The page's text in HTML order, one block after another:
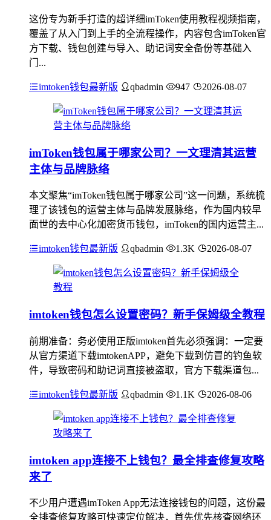
这份专为新手打造的超详细imToken使用教程视频指南，
覆盖了从入门到上手的全流程操作，内容包含imToken官
方下载、钱包创建与导入、助记词安全备份等基础入
门...
imtoken钱包最新版 qbadmin 947 2026-08-07
imToken钱包属于哪家公司？一文理清其运营
主体与品牌脉络
本文聚焦“imToken钱包属于哪家公司”这一问题，系统梳
理了该钱包的运营主体与品牌发展脉络，作为国内较早
面世的去中心化加密货币钱包，imToken的国内运营主...
imtoken钱包最新版 qbadmin 1.3K 2026-08-07
imtoken钱包怎么设置密码？新手保姆级全教程
前期准备：务必使用正版imtoken首先必须强调：一定要
从官方渠道下载imtokenAPP，避免下载到仿冒的钓鱼软
件，导致密码和助记词直接被盗取，官方下载渠道包...
imtoken钱包最新版 qbadmin 1.1K 2026-08-06
imtoken app连接不上钱包？最全排查修复攻略
来了
不少用户遭遇imToken App无法连接钱包的问题，这份最
全排查修复攻略可快速定位解决，首先优先核查网络环